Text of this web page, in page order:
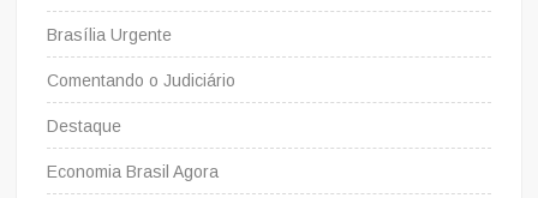
Brasília Urgente
Comentando o Judiciário
Destaque
Economia Brasil Agora